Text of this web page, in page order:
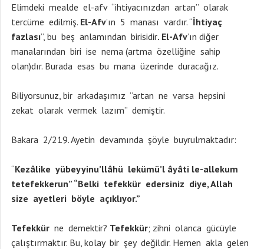
Elimdeki mealde el-afv “ihtiyacınızdan artan” olarak
tercüme edilmiş. El-Afv’ın 5 manası vardır. “İhtiyaç
fazlası”, bu beş anlamından birisidir. El-Afv’ın diğer
manalarından biri ise nema (artma özelliğine sahip
olan)dır. Burada esas bu mana üzerinde duracağız.
Biliyorsunuz, bir arkadaşımız “artan ne varsa hepsini
zekat olarak vermek lazım” demiştir.
Bakara 2/219. Ayetin devamında şöyle buyrulmaktadır:
“Kezâlike yübeyyinu’llâhü lekümü’l âyâti le-allekum
tetefekkerun” “Belki tefekkür edersiniz diye, Allah
size ayetleri böyle açıklıyor.”
Tefekkür ne demektir? Tefekkür; zihni olanca gücüyle
çalıştırmaktır. Bu, kolay bir şey değildir. Hemen akla gelen